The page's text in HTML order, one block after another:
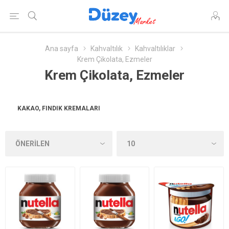
Ana sayfa Kahvaltılık
Kahvaltılıklar
Krem Çikolata, Ezmeler
Krem Çikolata, Ezmeler
KAKAO, FINDIK KREMALARI